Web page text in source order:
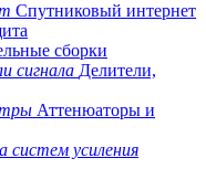
Спутниковый интернет
сборки
Делители,
Аттенюаторы и